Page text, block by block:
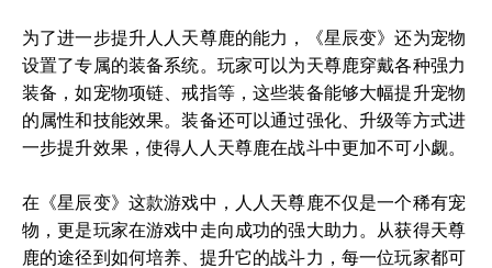
为了进一步提升人人天尊鹿的能力，《星辰变》还为宠物
设置了专属的装备系统。玩家可以为天尊鹿穿戴各种强力
装备，如宠物项链、戒指等，这些装备能够大幅提升宠物
的属性和技能效果。装备还可以通过强化、升级等方式进
一步提升效果，使得人人天尊鹿在战斗中更加不可小觑。
在《星辰变》这款游戏中，人人天尊鹿不仅是一个稀有宠
物，更是玩家在游戏中走向成功的强大助力。从获得天尊
鹿的途径到如何培养、提升它的战斗力，每一位玩家都可